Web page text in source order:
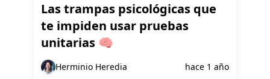
Las trampas psicológicas que
te impiden usar pruebas
unitarias 🧠
Herminio Heredia hace 1 año